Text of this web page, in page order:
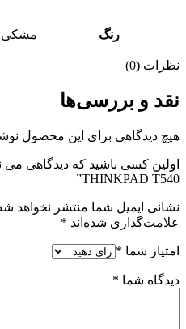
رنگ مشکی
نظرات (0)
نقد و بررسی‌ها
هیچ دیدگاهی برای این محصول
اولین کسی باشید که دیدگاهی
THINKPAD T540”
نشانی ایمیل شما منتشر نخواهد
علامت‌گذاری شده‌اند *
امتیاز شما *
دیدگاه شما *